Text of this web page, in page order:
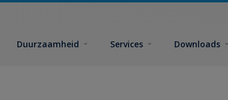
Duurzaamheid Services Downloads